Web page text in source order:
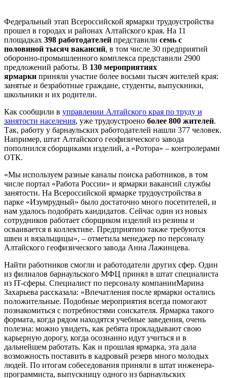
Федеральный этап Всероссийской ярмарки трудоустройства
прошел в городах и районах Алтайского края. На 11
площадках 398 работодателей представили семь с
половиной тысяч вакансий, в том числе 30 предприятий
оборонно-промышленного комплекса представили 2900
предложений работы. В 130 мероприятиях
ярмарки приняли участие более восьми тысяч жителей края:
занятые и безработные граждане, студенты, выпускники,
школьники и их родители.
Как сообщили в управлении Алтайского края по труду и
занятости населения, уже трудоустроено более 800 жителей.
Так, работу у барнаульских работодателей нашли 377 человек.
Например, штат Алтайского геофизического завода
пополнился сборщиками изделий, а «Ротора» – контролерами
ОТК.
«Мы используем разные каналы поиска работников, в том
числе портал «Работа России» и ярмарки вакансий службы
занятости. На Всероссийской ярмарке трудоустройства в
парке «Изумрудный» было достаточно много посетителей, и
нам удалось подобрать кандидатов. Сейчас один из новых
сотрудников работает сборщиком изделий из резины и
осваивается в коллективе. Предприятию также требуются
швеи и вязальщицы», – отметила менеджер по персоналу
Алтайского геофизического завода Анна Лажинцева.
Найти работников смогли и работодатели других сфер. Один
из филиалов барнаульского МФЦ принял в штат специалиста
из IT-сферы. Специалист по персоналу компанииМарина
Захарьева рассказала: «Впечатления после ярмарки остались
положительные. Подобные мероприятия всегда помогают
познакомиться с потребностями соискателя. Ярмарка такого
формата, когда рядом находятся учебные заведения, очень
полезна: можно увидеть, как ребята прокладывают свою
карьерную дорогу, когда осознанно идут учиться и в
дальнейшем работать. Как и прошлая ярмарка, эта дала
возможность поставить в кадровый резерв много молодых
людей. По итогам собеседования приняли в штат инженера-
программиста, выпускницу одного из барнаульских